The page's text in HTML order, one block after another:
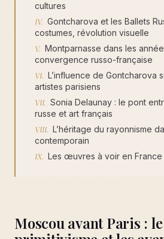
cultures
Gontcharova et les Ballets
costumes, révolution visuelle
Montparnasse dans les
convergence russo-française
L’influence de Gontcharova
artistes parisiens
Sonia Delaunay : le pont
russe et art français
L’héritage du rayonnisme
contemporain
Les œuvres à voir en France
Moscou avant Paris :